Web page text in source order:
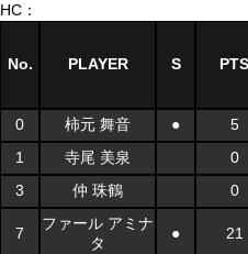
HC：
No. PLAYER S PTS
0 柿元 舞音 ● 5
1
寺尾 美泉 0
3
仲 珠鶴 0
7
ファール アミナ
タ
● 21